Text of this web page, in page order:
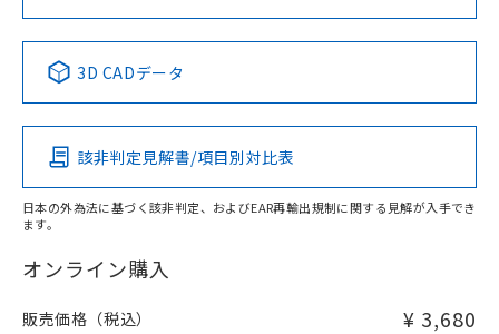
Pb Hg Cd Cr(VI)
O
在庫等で未対応品が混在する可能性があります。
問い合わせください。
3D CADデータ
該非判定見解書/項目別対比表
日本の外為法に基づく該非判定、およびEAR再輸出規制に関する見解が入手でき
ます。
オンライン購入
販売価格（税込） ¥ 3,680